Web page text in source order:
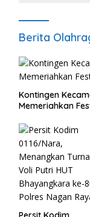
Berita
Kontingen
Memeriahkan